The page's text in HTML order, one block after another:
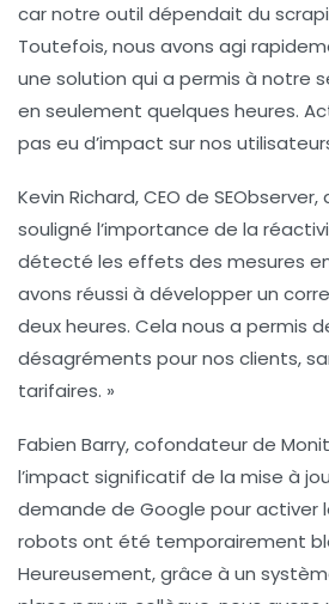
car notre outil dépendait du
Toutefois, nous avons agi
une solution qui a permis à notre
en seulement quelques heures.
pas eu d’impact sur nos
Kevin Richard, CEO de
souligné l’importance de la
détecté les effets des mesures
avons réussi à développer un
deux heures. Cela nous a permis
désagréments pour nos clients,
tarifaires. »
Fabien Barry, cofondateur de
l’impact significatif de la mise à
demande de Google pour activer
robots ont été temporairement
Heureusement, grâce à un